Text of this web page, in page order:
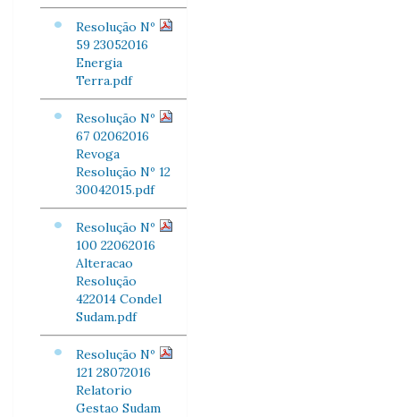
Resolução Nº
59 23052016
Energia
Terra.pdf
Resolução Nº
67 02062016
Revoga
Resolução Nº 12
30042015.pdf
Resolução Nº
100 22062016
Alteracao
Resolução
422014 Condel
Sudam.pdf
Resolução Nº
121 28072016
Relatorio
Gestao Sudam